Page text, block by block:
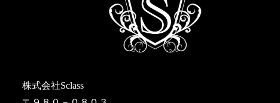
株式会社Sclass